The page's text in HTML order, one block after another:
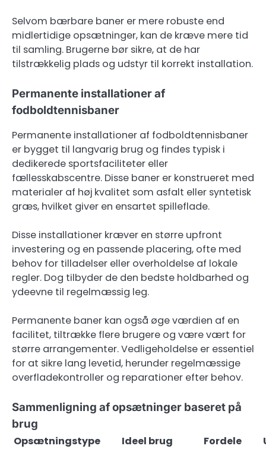
Selvom bærbare baner er mere robuste end
midlertidige opsætninger, kan de kræve mere tid
til samling. Brugerne bør sikre, at de har
tilstrækkelig plads og udstyr til korrekt installation.
Permanente installationer af
fodboldtennisbaner
Permanente installationer af fodboldtennisbaner
er bygget til langvarig brug og findes typisk i
dedikerede sportsfaciliteter eller
fællesskabscentre. Disse baner er konstrueret med
materialer af høj kvalitet som asfalt eller syntetisk
græs, hvilket giver en ensartet spilleflade.
Disse installationer kræver en større upfront
investering og en passende placering, ofte med
behov for tilladelser eller overholdelse af lokale
regler. Dog tilbyder de den bedste holdbarhed og
ydeevne til regelmæssig leg.
Permanente baner kan også øge værdien af en
facilitet, tiltrække flere brugere og være vært for
større arrangementer. Vedligeholdelse er essentiel
for at sikre lang levetid, herunder regelmæssige
overfladekontroller og reparationer efter behov.
Sammenligning af opsætninger baseret på
brug
Opsætningstype
Ideel brug Fordele